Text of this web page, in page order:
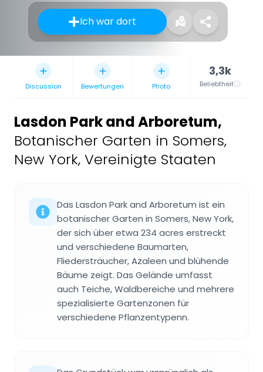
Ich war dort
Discussion Bewertungen Photo
3,3k
Beliebtheit
Lasdon Park and Arboretum,
Botanischer Garten in Somers,
New York, Vereinigte Staaten
Das Lasdon Park and Arboretum ist ein
botanischer Garten in Somers, New York,
der sich über etwa 234 acres erstreckt
und verschiedene Baumarten,
Fliedersträucher, Azaleen und blühende
Bäume zeigt. Das Gelände umfasst
auch Teiche, Waldbereiche und mehrere
spezialisierte Gartenzonen für
verschiedene Pflanzentypenn.